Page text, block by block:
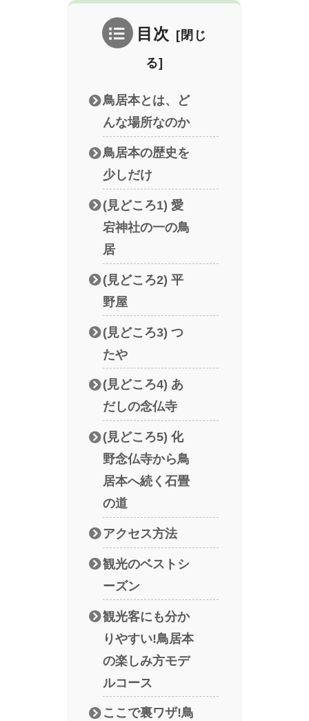
目次
鳥居本とは、ど
んな場所なのか
鳥居本の歴史を
少しだけ
(見どころ1) 愛
宕神社の一の鳥
居
(見どころ2) 平
野屋
(見どころ3) つ
たや
(見どころ4) あ
だしの念仏寺
(見どころ5) 化
野念仏寺から鳥
居本へ続く石畳
の道
アクセス方法
観光のベストシ
ーズン
観光客にも分か
りやすい!鳥居本
の楽しみ方モデ
ルコース
ここで裏ワザ!鳥